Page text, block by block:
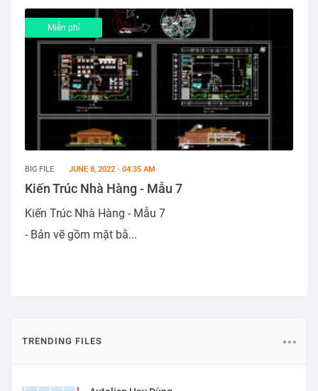
Miễn phí
BIG FILE JUNE 8, 2022 - 04:35 AM
Kiến Trúc Nhà Hàng - Mẫu 7
Kiến Trúc Nhà Hàng - Mẫu 7
- Bản vẽ gồm mặt bằ...
TRENDING FILES